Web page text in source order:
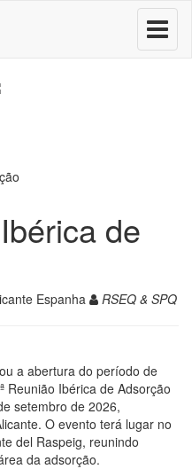
Toggle
de
Espanha RSEQ & SPQ
a abertura do período de
Reunião Ibérica de Adsorção
setembro de 2026,
O evento terá lugar no
del Raspeig, reunindo
da adsorção.